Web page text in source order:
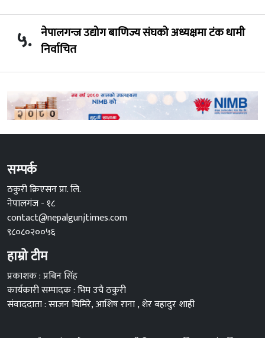
५. नेपालगन्ज उद्योग बाणिज्य संघको अध्यक्षमा टंक धामी
निर्वाचित
सम्पर्क
ठकुरी क्रिएसन प्रा. लि.
नेपालगंज - १८
contact@nepalgunjtimes.com
९८०८०२००५६
हाम्रो टीम
प्रकाशक : प्रबिन सिंह
कार्यकारी सम्पादक : भिम उचै ठकुरी
संवाददाता : साजन घिमिरे, आशिष राना , शेर बहादुर शाही